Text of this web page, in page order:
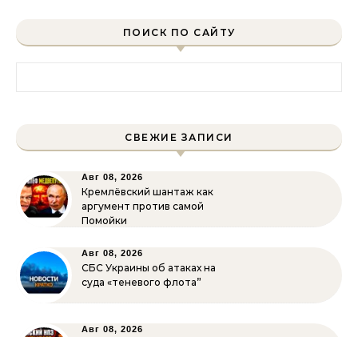
ПОИСК ПО САЙТУ
СВЕЖИЕ ЗАПИСИ
Авг 08, 2026
Кремлёвский шантаж как
аргумент против самой
Помойки
Авг 08, 2026
СБС Украины об атаках на
суда «теневого флота”
Авг 08, 2026